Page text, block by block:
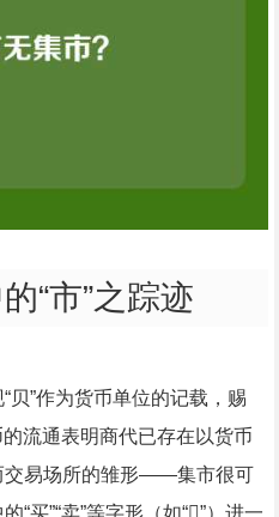
“市”之踪迹
贝”作为货币单位的记载，赐
的流通表明商代已存在以货币
交易场所的雏形——集市很可